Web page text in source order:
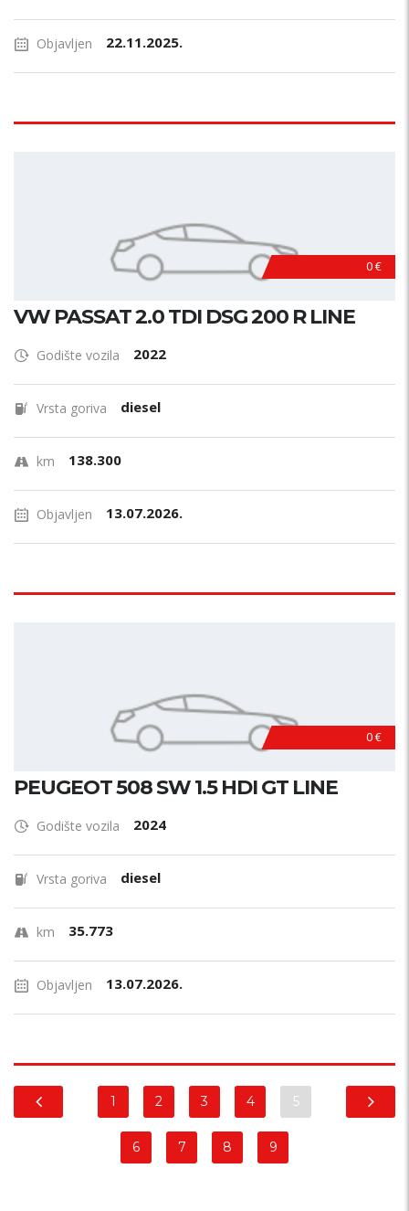
Objavljen 22.11.2025.
0 €
VW PASSAT 2.0 TDI DSG 200 R LINE
Godište vozila 2022
Vrsta goriva diesel
km 138.300
Objavljen 13.07.2026.
0 €
PEUGEOT 508 SW 1.5 HDI GT LINE
Godište vozila 2024
Vrsta goriva diesel
km 35.773
Objavljen 13.07.2026.
1 2 3 4 5
6 7 8 9